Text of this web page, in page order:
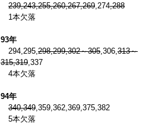
239,243,255,260,267,269 ,274,288
1本欠落
93年
294,295, 298,299,302～305 ,306, 313～
315,319 ,337
4本欠落
94年
340,349 ,359,362,369,375,382
5本欠落